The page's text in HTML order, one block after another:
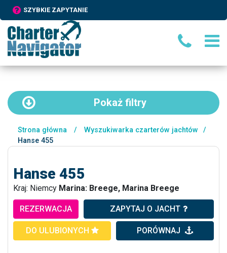
SZYBKIE ZAPYTANIE
Pokaż filtry
Strona główna / Wyszukiwarka czarterów jachtów
/
Hanse 455
Hanse 455
Kraj: Niemcy Marina: Breege, Marina Breege
REZERWACJA ZAPYTAJ O JACHT
DO ULUBIONYCH PORÓWNAJ